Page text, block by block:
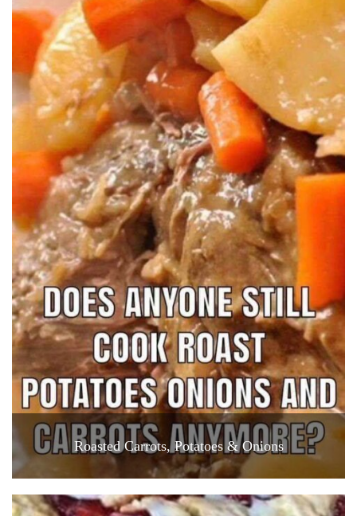
Roasted Carrots, Potatoes & Onions